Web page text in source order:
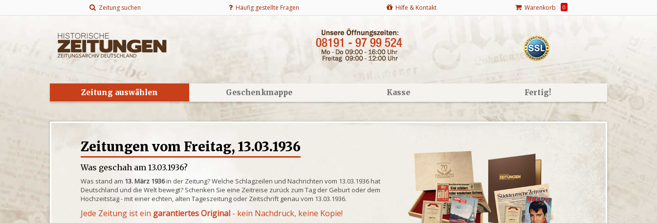
Zeitung suchen Häufig gestellte Fragen Hilfe & Kontakt Warenkorb 0
Zeitung auswählen Geschenkmappe Kasse Fertig!
Zeitungen vom Freitag, 13.03.1936
Was geschah am 13.03.1936?
Was stand am 13. März 1936in der Zeitung? Welche Schlagzeilen und Nachrichten vom 13.03.1936 hat
Deutschland und die Welt bewegt? Schenken Sie eine Zeitreise zurück zum Tag der Geburt oder dem
Hochzeitstag - mit einer echten, alten Tageszeitung oder Zeitschrift genau vom 13.03.1936.
Jede Zeitung ist ein garantiertes Original - kein Nachdruck, keine Kopie!